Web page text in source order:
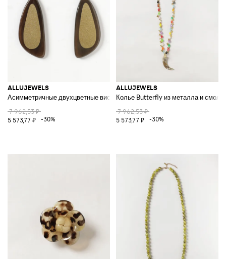
ALLUJEWELS
Асимметричные двухцветные висячие серьги из рога
7 962,53 ₽
5 573,77 ₽
-30%
ALLUJEWELS
Колье Butterfly из металла и
7 962,53 ₽
5 573,77 ₽
-30%